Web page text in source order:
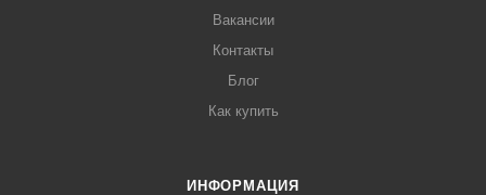
Вакансии
Контакты
Блог
Как купить
ИНФОРМАЦИЯ